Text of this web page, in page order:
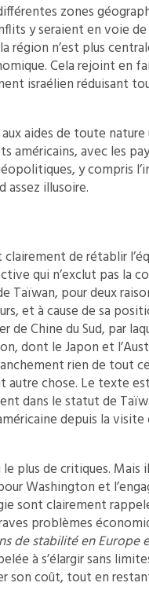
zones
y seraient en voie
région n’est plus
Cela rejoint en
israélien réduisant
aides de toute
avec les
y compris
assez illusoire.
de rétablir
qui n’exclut pas la
Taïwan, pour deux
et à cause de sa
Chine du Sud, par
dont le Japon et
rien de tout
autre chose. Le texte
dans le statut de
depuis la visite
plus de critiques. Mais
Washington et
sont clairement
problèmes
de stabilité en Europe
à s’élargir sans
son coût, tout en